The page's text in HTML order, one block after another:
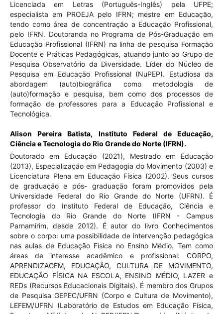
Licenciada em Letras (Português-Inglês) pela UFPE;
especialista em PROEJA pelo IFRN; mestre em Educação,
tendo como área de concentração a Educação Profissional,
pelo IFRN. Doutoranda no Programa de Pós-Graduação em
Educação Profissional (IFRN) na linha de pesquisa Formação
Docente e Práticas Pedagógicas, atuando junto ao Grupo de
Pesquisa Observatório da Diversidade. Líder do Núcleo de
Pesquisa em Educação Profissional (NuPEP). Estudiosa da
abordagem (auto)biográfica como metodologia de
(auto)formação e pesquisa, bem como dos processos de
formação de professores para a Educação Profissional e
Tecnológica.
Alison Pereira Batista, Instituto Federal de Educação,
Ciência e Tecnologia do Rio Grande do Norte (IFRN).
Doutorado em Educação (2021), Mestrado em Educação
(2013), Especialização em Pedagogia do Movimento (2003) e
Licenciatura Plena em Educação Física (2002). Seus cursos
de graduação e pós- graduação foram promovidos pela
Universidade Federal do Rio Grande do Norte (UFRN). É
professor do Instituto Federal de Educação, Ciência e
Tecnologia do Rio Grande do Norte (IFRN - Campus
Parnamirim, desde 2012). É autor do livro Conhecimentos
sobre o corpo: uma possibilidade de intervenção pedagógica
nas aulas de Educação Física no Ensino Médio. Tem como
áreas de interesse acadêmico e profissional: CORPO,
APRENDIZAGEM, EDUCAÇÃO, CULTURA DE MOVIMENTO,
EDUCAÇÃO FÍSICA NA ESCOLA, ENSINO MÉDIO, LAZER e
REDs (Recursos Educacionais Digitais). É membro dos Grupos
de Pesquisa GEPEC/UFRN (Corpo e Cultura de Movimento),
LEFEM/UFRN (Laboratório de Estudos em Educação Física,